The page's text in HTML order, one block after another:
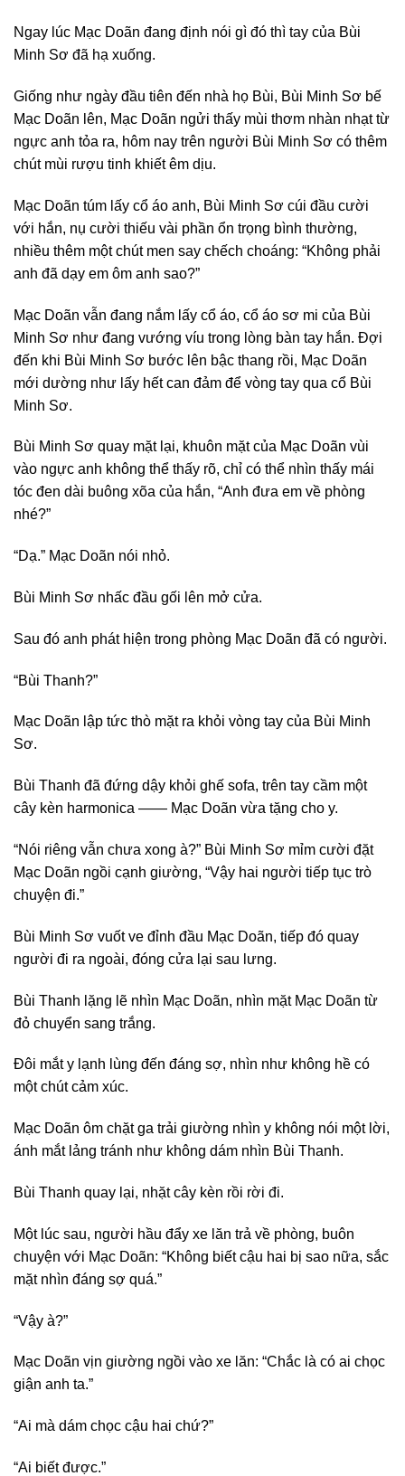
Ngay lúc Mạc Doãn đang định nói gì đó thì tay của Bùi
Minh Sơ đã hạ xuống.
Giống như ngày đầu tiên đến nhà họ Bùi, Bùi Minh Sơ bế
Mạc Doãn lên, Mạc Doãn ngửi thấy mùi thơm nhàn nhạt từ
ngực anh tỏa ra, hôm nay trên người Bùi Minh Sơ có thêm
chút mùi rượu tinh khiết êm dịu.
Mạc Doãn túm lấy cổ áo anh, Bùi Minh Sơ cúi đầu cười
với hắn, nụ cười thiếu vài phần ổn trọng bình thường,
nhiều thêm một chút men say chếch choáng: “Không phải
anh đã dạy em ôm anh sao?”
Mạc Doãn vẫn đang nắm lấy cổ áo, cổ áo sơ mi của Bùi
Minh Sơ như đang vướng víu trong lòng bàn tay hắn. Đợi
đến khi Bùi Minh Sơ bước lên bậc thang rồi, Mạc Doãn
mới dường như lấy hết can đảm để vòng tay qua cổ Bùi
Minh Sơ.
Bùi Minh Sơ quay mặt lại, khuôn mặt của Mạc Doãn vùi
vào ngực anh không thể thấy rõ, chỉ có thể nhìn thấy mái
tóc đen dài buông xõa của hắn, “Anh đưa em về phòng
nhé?”
“Dạ.” Mạc Doãn nói nhỏ.
Bùi Minh Sơ nhấc đầu gối lên mở cửa.
Sau đó anh phát hiện trong phòng Mạc Doãn đã có người.
“Bùi Thanh?”
Mạc Doãn lập tức thò mặt ra khỏi vòng tay của Bùi Minh
Sơ.
Bùi Thanh đã đứng dậy khỏi ghế sofa, trên tay cầm một
cây kèn harmonica —— Mạc Doãn vừa tặng cho y.
“Nói riêng vẫn chưa xong à?” Bùi Minh Sơ mỉm cười đặt
Mạc Doãn ngồi cạnh giường, “Vậy hai người tiếp tục trò
chuyện đi.”
Bùi Minh Sơ vuốt ve đỉnh đầu Mạc Doãn, tiếp đó quay
người đi ra ngoài, đóng cửa lại sau lưng.
Bùi Thanh lặng lẽ nhìn Mạc Doãn, nhìn mặt Mạc Doãn từ
đỏ chuyển sang trắng.
Đôi mắt y lạnh lùng đến đáng sợ, nhìn như không hề có
một chút cảm xúc.
Mạc Doãn ôm chặt ga trải giường nhìn y không nói một lời,
ánh mắt lảng tránh như không dám nhìn Bùi Thanh.
Bùi Thanh quay lại, nhặt cây kèn rồi rời đi.
Một lúc sau, người hầu đẩy xe lăn trả về phòng, buôn
chuyện với Mạc Doãn: “Không biết cậu hai bị sao nữa, sắc
mặt nhìn đáng sợ quá.”
“Vậy à?”
Mạc Doãn vịn giường ngồi vào xe lăn: “Chắc là có ai chọc
giận anh ta.”
“Ai mà dám chọc cậu hai chứ?”
“Ai biết được.”